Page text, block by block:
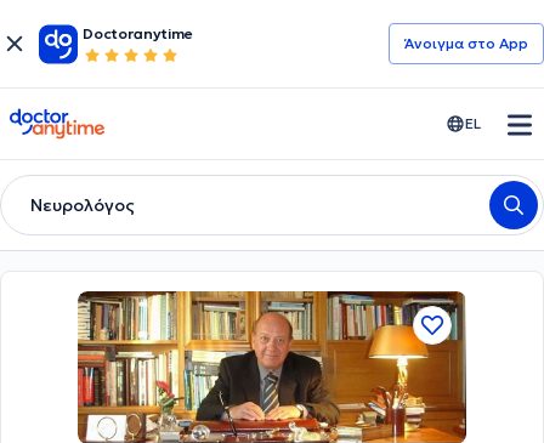
Doctoranytime
Άνοιγμα στο App
doctoranytime EL
Νευρολόγος